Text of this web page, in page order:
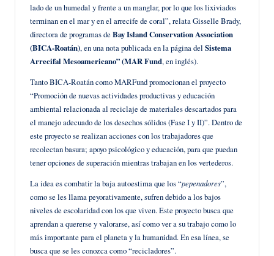
lado de un humedal y frente a un manglar, por lo que los lixiviados
terminan en el mar y en el arrecife de coral”, relata Gisselle Brady,
directora de programas de Bay Island Conservation Association
(BICA-Roatán), en una nota publicada en la página del Sistema
Arrecifal Mesoamericano” (MAR Fund, en inglés).
Tanto BICA-Roatán como MARFund promocionan el proyecto
“Promoción de nuevas actividades productivas y educación
ambiental relacionada al reciclaje de materiales descartados para
el manejo adecuado de los desechos sólidos (Fase I y II)”. Dentro de
este proyecto se realizan acciones con los trabajadores que
recolectan basura; apoyo psicológico y educación, para que puedan
tener opciones de superación mientras trabajan en los vertederos.
La idea es combatir la baja autoestima que los “pepenadores”,
como se les llama peyorativamente, sufren debido a los bajos
niveles de escolaridad con los que viven. Este proyecto busca que
aprendan a quererse y valorarse, así como ver a su trabajo como lo
más importante para el planeta y la humanidad. En esa línea, se
busca que se les conozca como “recicladores”.